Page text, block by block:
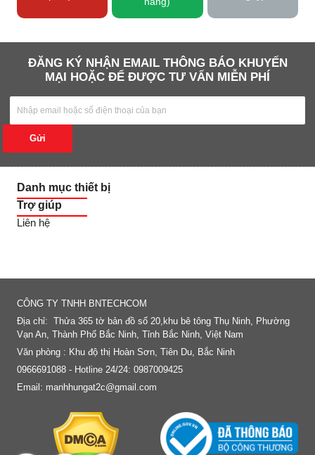
ĐĂNG KÝ NHẬN EMAIL THÔNG BÁO KHUYẾN
MẠI HOẶC ĐỂ ĐƯỢC TƯ VẤN MIỄN PHÍ
Gửi
Danh mục thiết bị
Trợ giúp
Liên hệ
CÔNG TY TNHH BNTECHCOM
Địa chỉ: Thửa 365 tờ bản đồ số 20,khu bê tông Thụ Ninh, Phường
Vạn An, Thành Phố Bắc Ninh, Tỉnh Bắc Ninh, Việt Nam
Văn phòng : Khu độ thị Hoàn Sơn, Tiên Du, Bắc Ninh
0966691088 - Hotline 24/24: 0987009425
Email: manhhungat2c@gmail.com